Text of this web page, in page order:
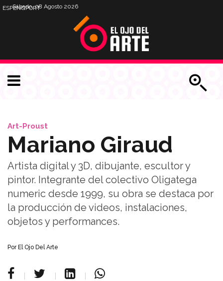
Sábado, 08 Agosto 2026
ESPENGPORT
Art-Proust
Mariano Giraud
Artista digital y 3D, dibujante, escultor y
pintor. Integrante del colectivo Oligatega
numeric desde 1999, su obra se destaca por
la producción de videos, instalaciones,
objetos y performances.
Por El Ojo Del Arte